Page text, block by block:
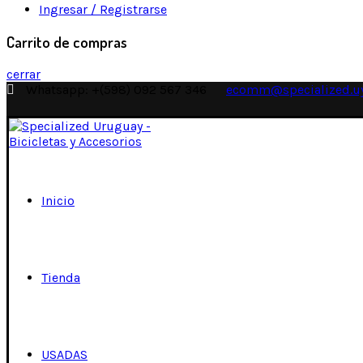
Ingresar / Registrarse
Carrito de compras
cerrar
Inicio
Tienda
USADAS